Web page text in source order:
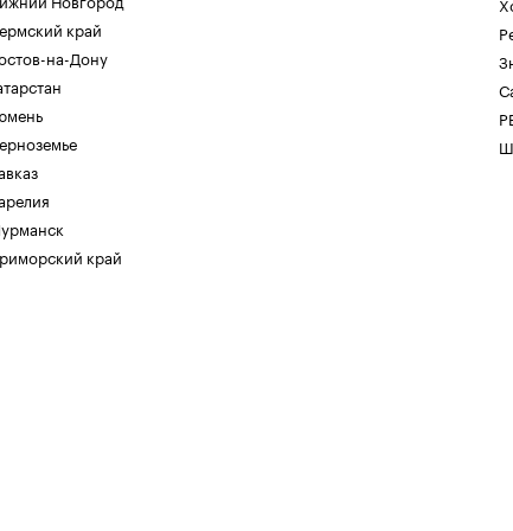
край
на-Дону
край